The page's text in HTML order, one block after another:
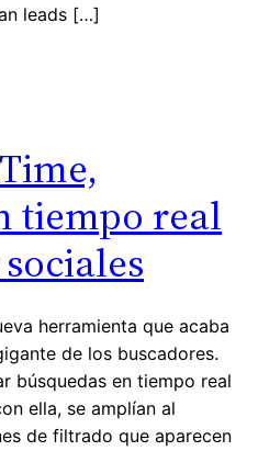
leads […]
tiempo real
herramienta que acaba
de los buscadores.
búsquedas en tiempo real
ella, se amplían al
de filtrado que aparecen